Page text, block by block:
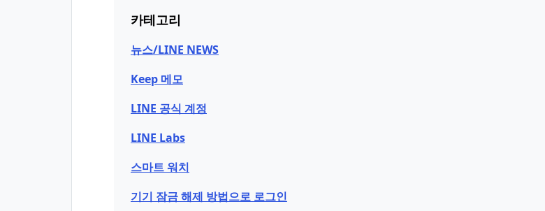
카테고리
뉴스/LINE NEWS
Keep 메모
LINE 공식 계정
LINE Labs
스마트 워치
기기 잠금 해제 방법으로 로그인